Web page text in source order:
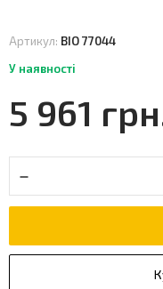
Артикул: BIO 77044
У наявності
5 961